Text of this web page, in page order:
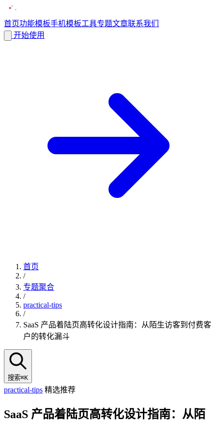
首页功能模板手机模板工具专题文章联系我们
开始使用
首页
/
专题聚合
/
practical-tips
/
SaaS 产品着陆页高转化设计指南：从陌生访客到付费客
户的转化漏斗
搜索⌘K
practical-tips 精选推荐
SaaS 产品着陆页高转化设计指南：从陌